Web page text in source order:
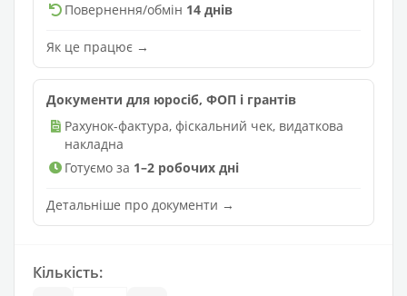
Повернення/обмін 14 днів
Як це працює →
Документи для юросіб, ФОП і грантів
Рахунок-фактура, фіскальний чек, видаткова
накладна
Готуємо за 1–2 робочих дні
Детальніше про документи →
Кількість: